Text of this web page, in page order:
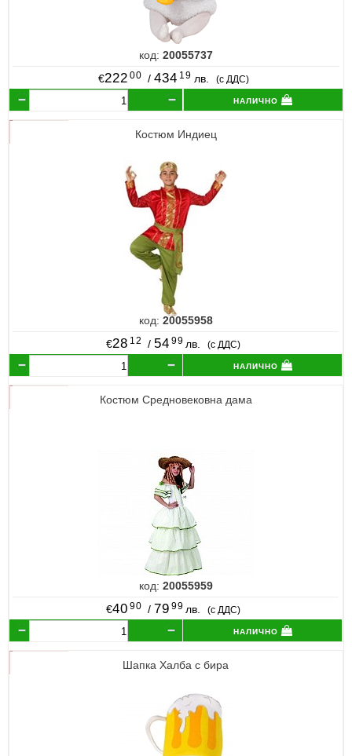
код: 20055737
€222 00 /434 19 лв. (с ДДС)
налично
Костюм Индиец
код: 20055958
€28 12 / 54 99 лв. (с ДДС)
налично
Костюм Средновековна дама
код: 20055959
€40 90 / 79 99 лв. (с ДДС)
налично
Шапка Халба с бира